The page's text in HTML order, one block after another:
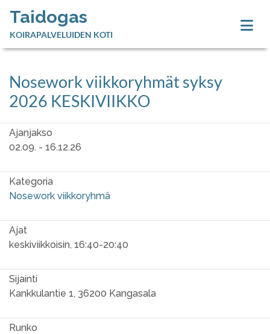
Taidogas
KOIRAPALVELUIDEN KOTI
Nosework viikkoryhmät syksy
2026 KESKIVIIKKO
Ajanjakso
02.09. - 16.12.26
Kategoria
Nosework viikkoryhmä
Ajat
keskiviikkoisin, 16:40-20:40
Sijainti
Kankkulantie 1, 36200 Kangasala
Runko